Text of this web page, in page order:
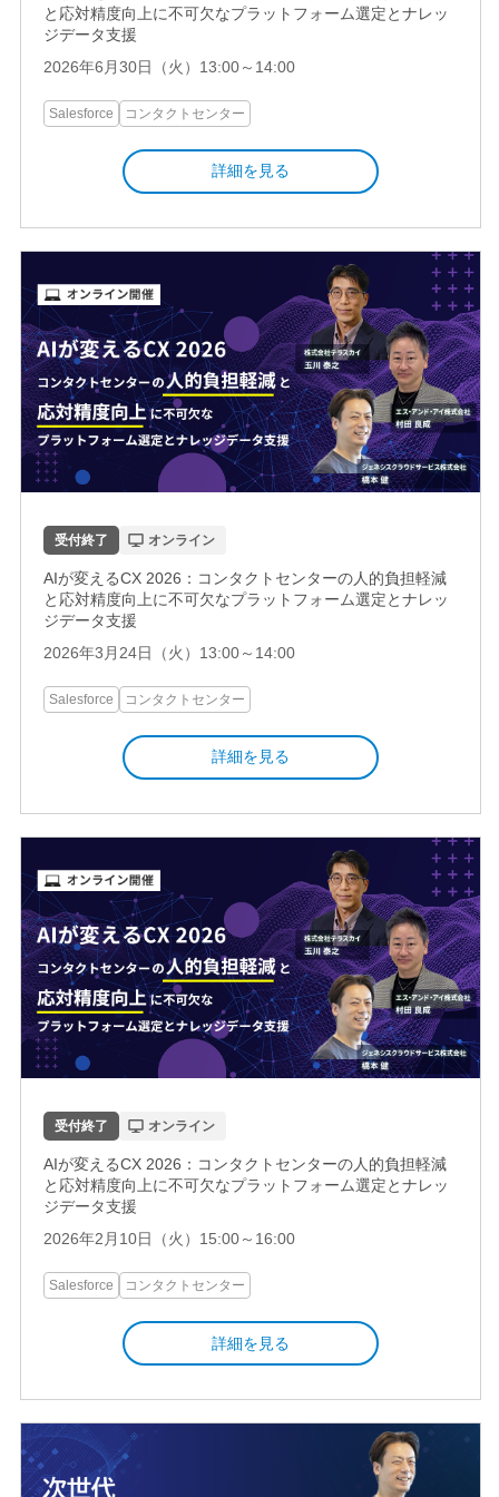
と応対精度向上に不可欠なプラットフォーム選定とナレッ
ジデータ支援
2026年6月30日（火）13:00～14:00
Salesforce コンタクトセンター
詳細を見る
受付終了 オンライン
AIが変えるCX 2026：コンタクトセンターの人的負担軽減
と応対精度向上に不可欠なプラットフォーム選定とナレッ
ジデータ支援
2026年3月24日（火）13:00～14:00
Salesforce コンタクトセンター
詳細を見る
受付終了 オンライン
AIが変えるCX 2026：コンタクトセンターの人的負担軽減
と応対精度向上に不可欠なプラットフォーム選定とナレッ
ジデータ支援
2026年2月10日（火）15:00～16:00
Salesforce コンタクトセンター
詳細を見る